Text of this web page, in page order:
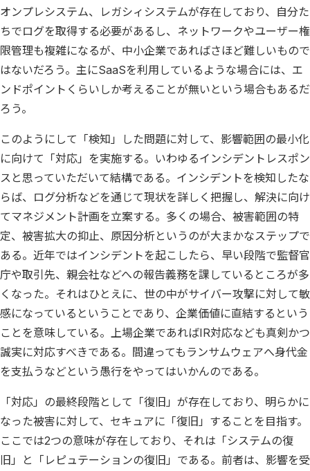
オンプレシステム、レガシィシステムが存在しており、自分た
ちでログを取得する必要があるし、ネットワークやユーザー権
限管理も複雑になるが、中小企業であればさほど難しいもので
はないだろう。主にSaaSを利用しているような場合には、エ
ンドポイントくらいしか考えることが無いという場合もあるだ
ろう。
このようにして「検知」した問題に対して、影響範囲の最小化
に向けて「対応」を実施する。いわゆるインシデントレスポン
スと思っていただいて結構である。インシデントを検知したな
らば、ログ分析などを通じて現状を詳しく把握し、解決に向け
てマネジメント計画を立案する。多くの場合、被害範囲の特
定、被害拡大の抑止、原因分析というのが大まかなステップで
ある。近年ではインシデントを起こしたら、早い段階で監督官
庁や取引先、親会社などへの報告義務を課しているところが多
くなった。それはひとえに、世の中がサイバー攻撃に対して敏
感になっているということであり、企業価値に直結するという
ことを意味している。上場企業であればIR対応なども真剣かつ
誠実に対応すべきである。間違ってもランサムウェアへ身代金
を支払うなどという愚行をやってはいかんのである。
「対応」の最終段階として「復旧」が存在しており、明らかに
なった被害に対して、セキュアに「復旧」することを目指す。
ここでは2つの意味が存在しており、それは「システムの復
旧」と「レピュテーションの復旧」である。前者は、影響を受